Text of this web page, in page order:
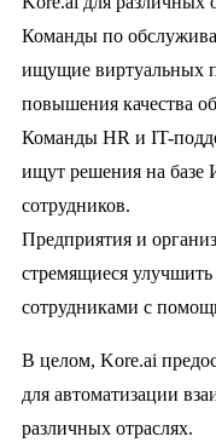
Команды по
ищущие виртуальных
повышения качества
Команды HR и IT-
ищут решения на
сотрудников.
Предприятия и
стремящиеся
сотрудниками с
В целом, Kore.ai
для автоматизации
различных отраслях.